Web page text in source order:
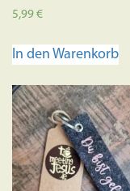
5,99€
In den Warenkorb